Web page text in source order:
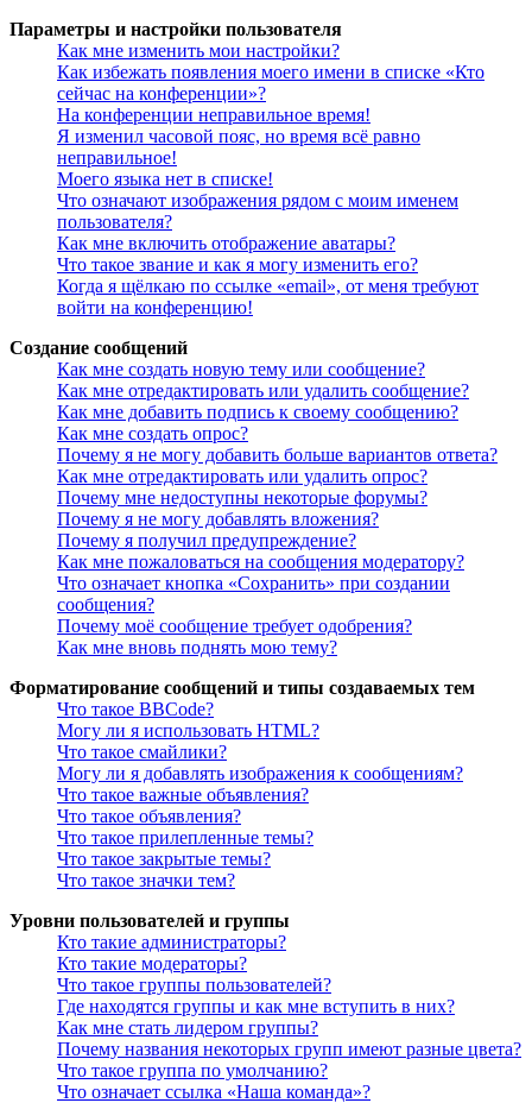
Параметры и настройки пользователя
Как мне изменить мои настройки?
Как избежать появления моего имени в списке «Кто
сейчас на конференции»?
На конференции неправильное время!
Я изменил часовой пояс, но время всё равно
неправильное!
Моего языка нет в списке!
Что означают изображения рядом с моим именем
пользователя?
Как мне включить отображение аватары?
Что такое звание и как я могу изменить его?
Когда я щёлкаю по ссылке «email», от меня требуют
войти на конференцию!
Создание сообщений
Как мне создать новую тему или сообщение?
Как мне отредактировать или удалить сообщение?
Как мне добавить подпись к своему сообщению?
Как мне создать опрос?
Почему я не могу добавить больше вариантов ответа?
Как мне отредактировать или удалить опрос?
Почему мне недоступны некоторые форумы?
Почему я не могу добавлять вложения?
Почему я получил предупреждение?
Как мне пожаловаться на сообщения модератору?
Что означает кнопка «Сохранить» при создании
сообщения?
Почему моё сообщение требует одобрения?
Как мне вновь поднять мою тему?
Форматирование сообщений и типы создаваемых тем
Что такое BBCode?
Могу ли я использовать HTML?
Что такое смайлики?
Могу ли я добавлять изображения к сообщениям?
Что такое важные объявления?
Что такое объявления?
Что такое прилепленные темы?
Что такое закрытые темы?
Что такое значки тем?
Уровни пользователей и группы
Кто такие администраторы?
Кто такие модераторы?
Что такое группы пользователей?
Где находятся группы и как мне вступить в них?
Как мне стать лидером группы?
Почему названия некоторых групп имеют разные цвета?
Что такое группа по умолчанию?
Что означает ссылка «Наша команда»?